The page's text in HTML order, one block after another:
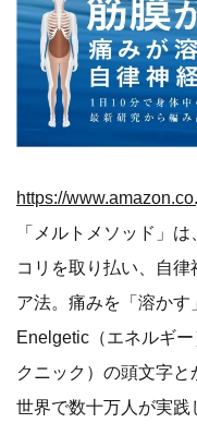
https://
「メルトメソッド」
コリを取り払い、自
ア法。痛みを「溶かす
Enelgetic（エネルギ
クニック）の頭文字
世界で数十万人が実践